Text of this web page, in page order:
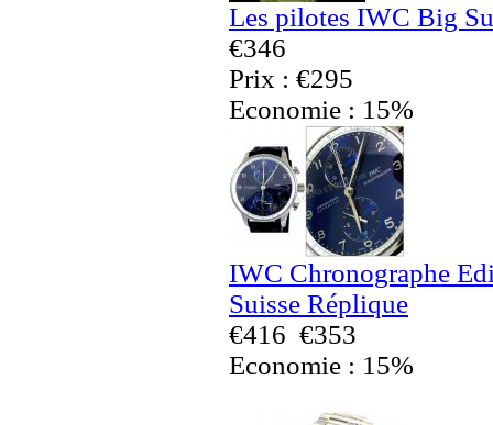
Les pilotes IWC Big
€346
Prix : €295
Economie : 15%
IWC Chronographe
Suisse Réplique
€416 €353
Economie : 15%